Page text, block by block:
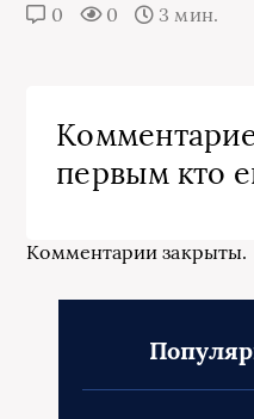
0 0 3 мин.
первым кто
Комментарии закрыты.